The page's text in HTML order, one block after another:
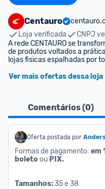
Centauro
Loja verificada
CNPJ
A rede CENTAURO se
de produtos voltados a
lojas fisicas espalhadas por
Ver mais ofertas dessa loja
Comentários (0)
Oferta postada por
Formas de pagamento: em
boleto ou PIX.
Tamanhos: ‎35 e 38